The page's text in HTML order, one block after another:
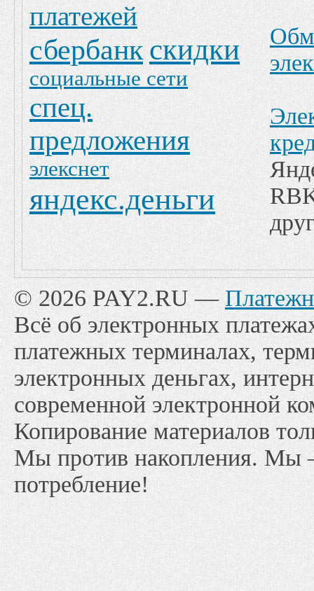
платежей
сбербанк скидки
социальные сети
спец.
предложения
элекснет
яндекс.деньги
© 2026 PAY2.RU —
Всё об электронных
платежных терминалах,
электронных деньгах,
современной электронной
Копирование материалов
Мы против накопления. Мы
потребление!